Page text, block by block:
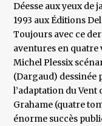
Déesse aux yeux de
1993 aux Éditions
Toujours avec ce
aventures en
Michel Plessix
(Dargaud) dessinée
l’adaptation du Vent
Grahame (quatre
énorme succès